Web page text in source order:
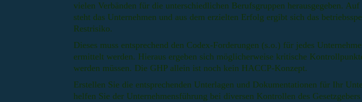
vielen Verbänden für die unterschiedlichen Berufsgruppen herausgegeben. Auf
steht das Unternehmen und aus dem erzielten Erfolg ergibt sich das
Restrisiko.
Dieses muss entsprechend den Codex-Forderungen (s.o.) für jedes
ermittelt werden. Hieraus ergeben sich möglicherweise kritische
werden müssen. Die GHP allein ist noch kein HACCP-Konzept.
Erstellen Sie die entsprechenden Unterlagen und Dokumentationen für Ihr
helfen Sie der Unternehmensführung bei diversen Kontrollen des